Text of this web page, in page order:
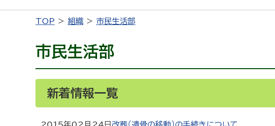
TOP 組織 市民生活部
市民生活部
新着情報一覧